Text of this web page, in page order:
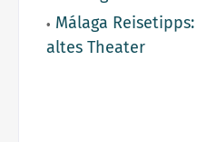
Málaga
altes Theater